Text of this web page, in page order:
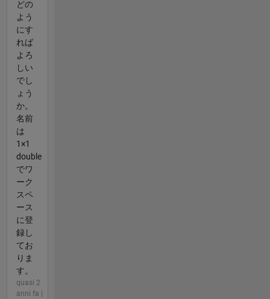
どの
よう
にす
れば
よろ
しい
でし
ょう
か。
名前
は
1×1
double
でワ
ーク
スペ
ース
に登
録し
てお
りま
す。
quasi 2
anni fa |